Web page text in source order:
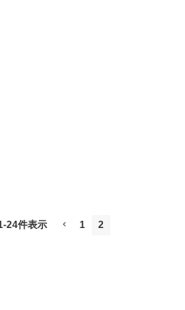
-24件表示 1 2